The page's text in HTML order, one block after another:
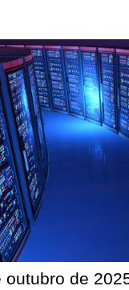
outubro de